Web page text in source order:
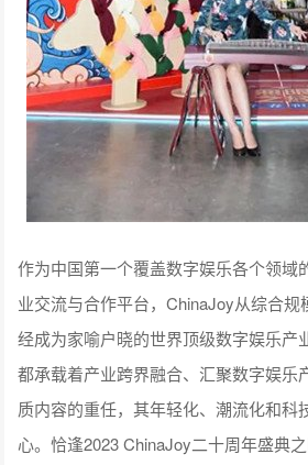
作为中国第一个覆盖数字娱乐各个领域
业交流与合作平台，ChinaJoy从综合规
经成为家喻户晓的世界顶级数字娱乐产
都承载着产业跨界融合、汇聚数字娱乐
质内容的重任，其年轻化、潮流化和科
心。恰逢2023 ChinaJoy二十周年盛典